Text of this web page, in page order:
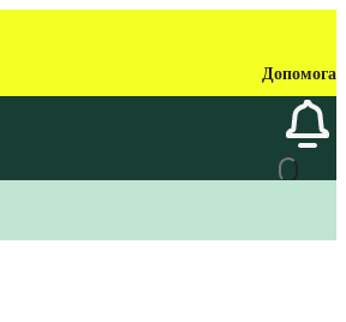
Допомога